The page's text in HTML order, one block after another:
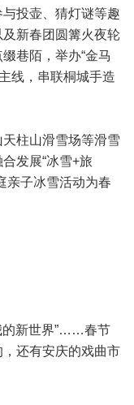
投壶、猜灯谜等趣
新春团圆篝火夜轮
巷陌，举办“金马
线，串联桐城手造
柱山滑雪场等滑雪
发展“冰雪+旅
亲子冰雪活动为春
的新世界”……春节
还有安庆的戏曲市